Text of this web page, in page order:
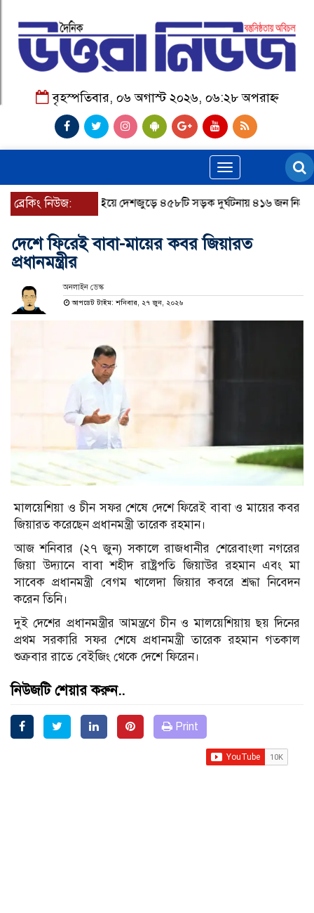
বৃহস্পতিবার, ০৬ অগাস্ট ২০২৬, ০৬:২৮ অপরাহ্ন
Toggle
navigation
ব্রেকিং নিউজ:জুলাইয়ে দেশজুড়ে ৪৫৮টি সড়ক দুর্ঘটনায় ৪১৬ জন নিহত
দেশে ফিরেই বাবা-মায়ের কবর জিয়ারত
প্রধানমন্ত্রীর
অনলাইন ডেস্ক
আপডেট টাইম: শনিবার, ২৭ জুন, ২০২৬
মালয়েশিয়া ও চীন সফর শেষে দেশে ফিরেই বাবা ও মায়ের কবর
জিয়ারত করেছেন প্রধানমন্ত্রী তারেক রহমান।
আজ শনিবার (২৭ জুন) সকালে রাজধানীর শেরেবাংলা নগরের
জিয়া উদ্যানে বাবা শহীদ রাষ্ট্রপতি জিয়াউর রহমান এবং মা
সাবেক প্রধানমন্ত্রী বেগম খালেদা জিয়ার কবরে শ্রদ্ধা নিবেদন
করেন তিনি।
দুই দেশের প্রধানমন্ত্রীর আমন্ত্রণে চীন ও মালয়েশিয়ায় ছয় দিনের
প্রথম সরকারি সফর শেষে প্রধানমন্ত্রী তারেক রহমান গতকাল
শুক্রবার রাতে বেইজিং থেকে দেশে ফিরেন।
নিউজটি শেয়ার করুন..
Print